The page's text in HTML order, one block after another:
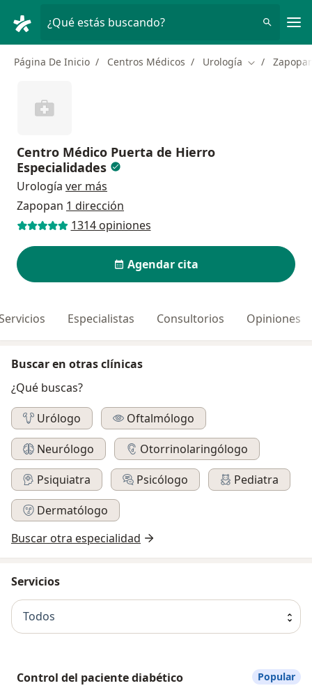
¿Qué estás buscando?
Página De Inicio Centros Médicos Urología Cambiar de
Centro Médico Puerta de Hierro
Especialidades
Urología ver más
Zapopan 1 dirección
1314 opiniones
Agendar cita
Especialistas Consultorios Opiniones
Buscar en otras clínicas
¿Qué buscas?
Urólogo
Oftalmólogo
Neurólogo
Otorrinolaringólogo
Psiquiatra
Psicólogo
Pediatra
Dermatólogo
Buscar otra especialidad
Servicios
Todos
Control del paciente diabético
Popular